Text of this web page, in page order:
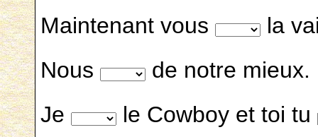
Maintenant vous
la
Nous
de notre mieux.
Je
le Cowboy et toi tu